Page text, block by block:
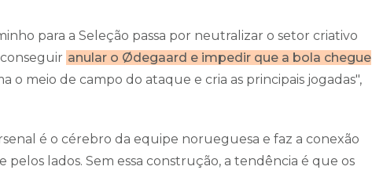
para a Seleção passa por neutralizar o setor criativo
anular o Ødegaard e impedir que a bola chegue
o meio de campo do ataque e cria as principais jogadas",
é o cérebro da equipe norueguesa e faz a conexão
lados. Sem essa construção, a tendência é que os